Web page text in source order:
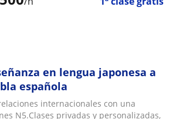
en lengua japonesa a
española
internacionales con una
N5.Clases privadas y personalizadas,